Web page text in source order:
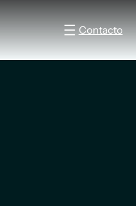
Contacto